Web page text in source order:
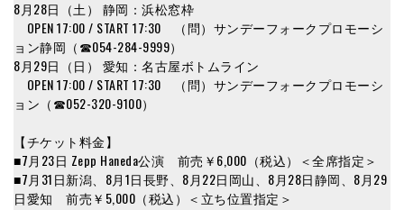
8月28日（土） 静岡：浜松窓枠
OPEN 17:00 / START 17:30 （問）サンデーフォークプロモーシ
ョン静岡（☎︎054-284-9999）
8月29日（日） 愛知：名古屋ボトムライン
OPEN 17:00 / START 17:30 （問）サンデーフォークプロモーシ
ョン（☎︎052-320-9100）
【チケット料金】
■7月23日 Zepp Haneda公演 前売￥6,000（税込）＜全席指定＞
■7月31日新潟、8月1日長野、8月22日岡山、8月28日静岡、8月29
日愛知 前売￥5,000（税込）＜立ち位置指定＞